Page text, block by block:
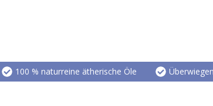
100 % naturreine ätherische Öle